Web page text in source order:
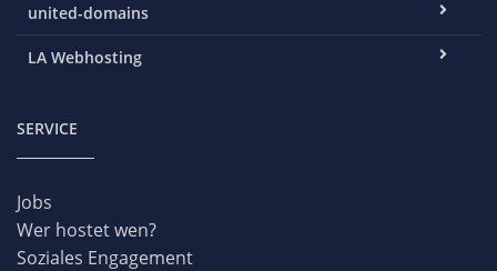
united-domains
LA Webhosting
SERVICE
Jobs
Wer hostet wen?
Soziales Engagement